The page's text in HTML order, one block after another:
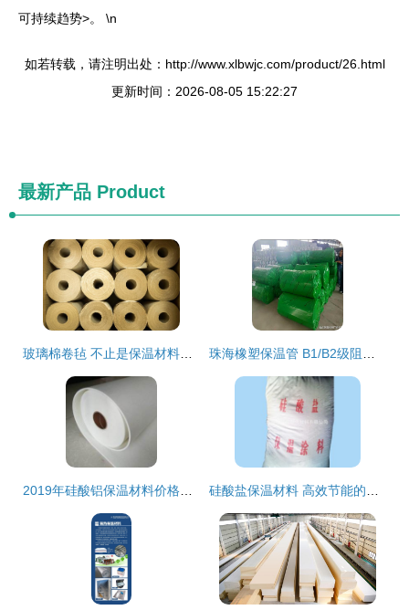
可持续趋势>。 \n
如若转载，请注明出处：http://www.xlbwjc.com/product/26.html
更新时间：2026-08-05 15:22:27
最新产品 Product